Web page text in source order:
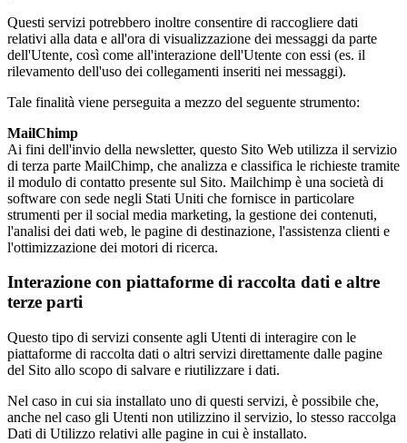
Questi servizi potrebbero inoltre consentire di raccogliere dati
relativi alla data e all'ora di visualizzazione dei messaggi da parte
dell'Utente, così come all'interazione dell'Utente con essi (es. il
rilevamento dell'uso dei collegamenti inseriti nei messaggi).
Tale finalità viene perseguita a mezzo del seguente strumento:
MailChimp
Ai fini dell'invio della newsletter, questo Sito Web utilizza il servizio
di terza parte MailChimp, che analizza e classifica le richieste tramite
il modulo di contatto presente sul Sito. Mailchimp è una società di
software con sede negli Stati Uniti che fornisce in particolare
strumenti per il social media marketing, la gestione dei contenuti,
l'analisi dei dati web, le pagine di destinazione, l'assistenza clienti e
l'ottimizzazione dei motori di ricerca.
Interazione con piattaforme di raccolta dati e altre
terze parti
Questo tipo di servizi consente agli Utenti di interagire con le
piattaforme di raccolta dati o altri servizi direttamente dalle pagine
del Sito allo scopo di salvare e riutilizzare i dati.
Nel caso in cui sia installato uno di questi servizi, è possibile che,
anche nel caso gli Utenti non utilizzino il servizio, lo stesso raccolga
Dati di Utilizzo relativi alle pagine in cui è installato.